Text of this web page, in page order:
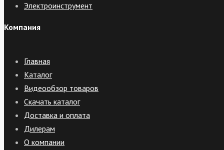
Электроинструмент
Компания
Главная
Каталог
Видеообзор товаров
Скачать каталог
Доставка и оплата
Дилерам
О компании